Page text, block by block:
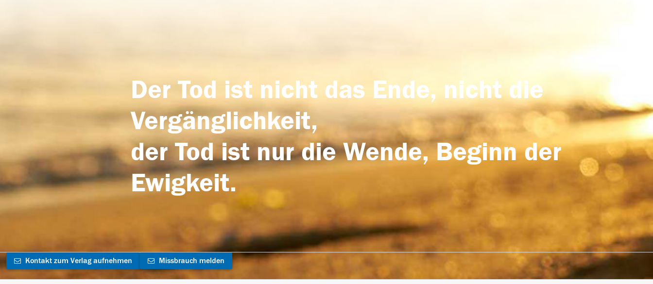
Der Tod ist nicht das Ende, nicht die
Vergänglichkeit,
der Tod ist nur die Wende, Beginn der
Ewigkeit.
Kontakt zum Verlag aufnehmen Missbrauch melden